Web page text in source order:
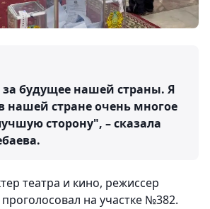
будущее нашей страны. Я
нашей стране очень многое
сторону", – сказала
театра и кино, режиссер
на участке №382.